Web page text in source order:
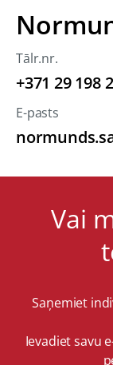
Tālr.nr.
+371 29 198
E-pasts
Vai
Saņemiet
Ievadiet savu